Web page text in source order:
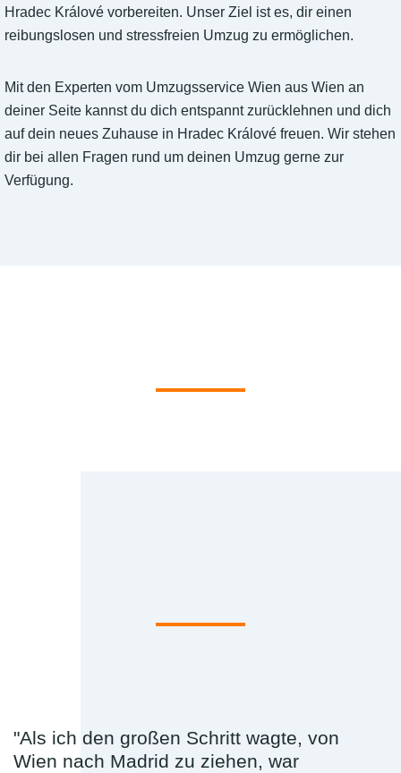
Hradec Králové vorbereiten. Unser Ziel ist es, dir einen
reibungslosen und stressfreien Umzug zu ermöglichen.
Mit den Experten vom Umzugsservice Wien aus Wien an
deiner Seite kannst du dich entspannt zurücklehnen und dich
auf dein neues Zuhause in Hradec Králové freuen. Wir stehen
dir bei allen Fragen rund um deinen Umzug gerne zur
Verfügung.
"Als ich den großen Schritt wagte, von
Wien nach Madrid zu ziehen, war